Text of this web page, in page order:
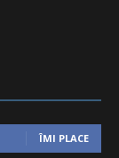
ÎMI PLACE